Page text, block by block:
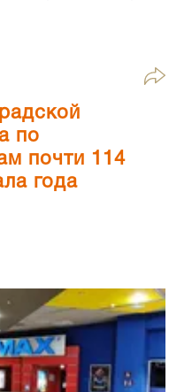
по
почти 114
года